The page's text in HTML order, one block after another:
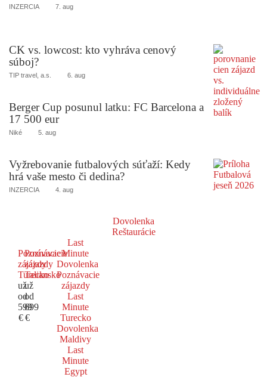
INZERCIA 7. aug
CK vs. lowcost: kto vyhráva cenový
súboj?
TIP travel, a.s. 6. aug
Berger Cup posunul latku: FC Barcelona a
17 500 eur
Niké 5. aug
Vyžrebovanie futbalových súťaží: Kedy
hrá vaše mesto či dedina?
INZERCIA 4. aug
Dovolenka
Reštaurácie
Poznávacie
zájazdy
Turecko
už
od
599
€
Poznávacie
zájazdy
Taliansko
už
od
699
€
Last
Minute
Dovolenka
Poznávacie
zájazdy
Last
Minute
Turecko
Dovolenka
Maldivy
Last
Minute
Egypt